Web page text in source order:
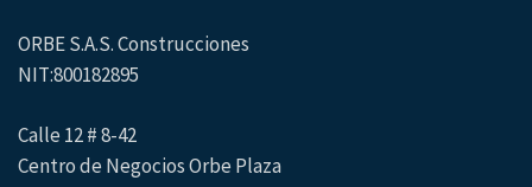
ORBE S.A.S. Construcciones
NIT:800182895
Calle 12 # 8-42
Centro de Negocios Orbe Plaza